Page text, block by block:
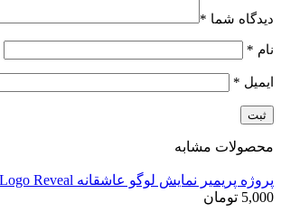
دیدگاه شما *
نام *
ایمیل *
محصولات مشابه
پروژه پریمیر نمایش لوگو عاشقانه Shining Hearts Romantic Logo Reveal
5,000 تومان